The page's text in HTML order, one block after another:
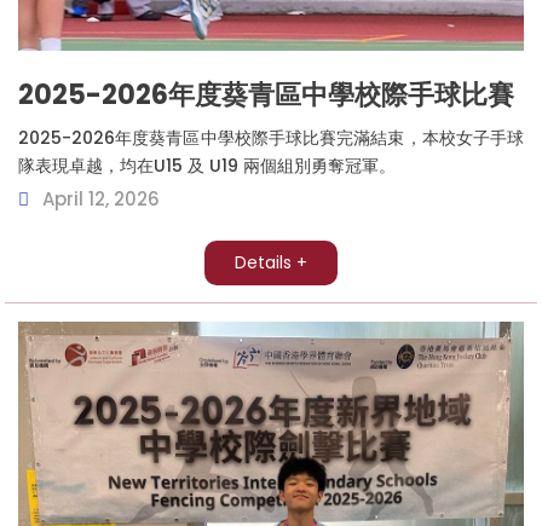
2025-2026年度葵青區中學校際手球比賽
2025-2026年度葵青區中學校際手球比賽完滿結束，本校女子手球
隊表現卓越，均在U15 及 U19 兩個組別勇奪冠軍。
April 12, 2026
Details +